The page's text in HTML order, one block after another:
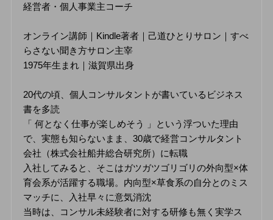
経営者・個人事業主コーチ
オンライン講師｜Kindle著者｜己道ひとりサロン｜すべ
らさない聞き方サロン主宰
1975年生まれ｜滋賀県出身
20代の頃、個人コンサルタントが書いているビジネス
書を多読
「 何となく仕事が楽しめそう 」という浮ついた理由
で、実態も知らないまま、30歳で経営コンサルタント
会社（株式会社船井総合研究所）に転職
入社してみると、そこはガツガツゴリゴリの外向型×体
育会系が活躍する職場。内向型×草食系の自分とのミス
マッチに、入社早々に意気消沈
当時は、コンサル未経験者に対する研修も無く実学ス